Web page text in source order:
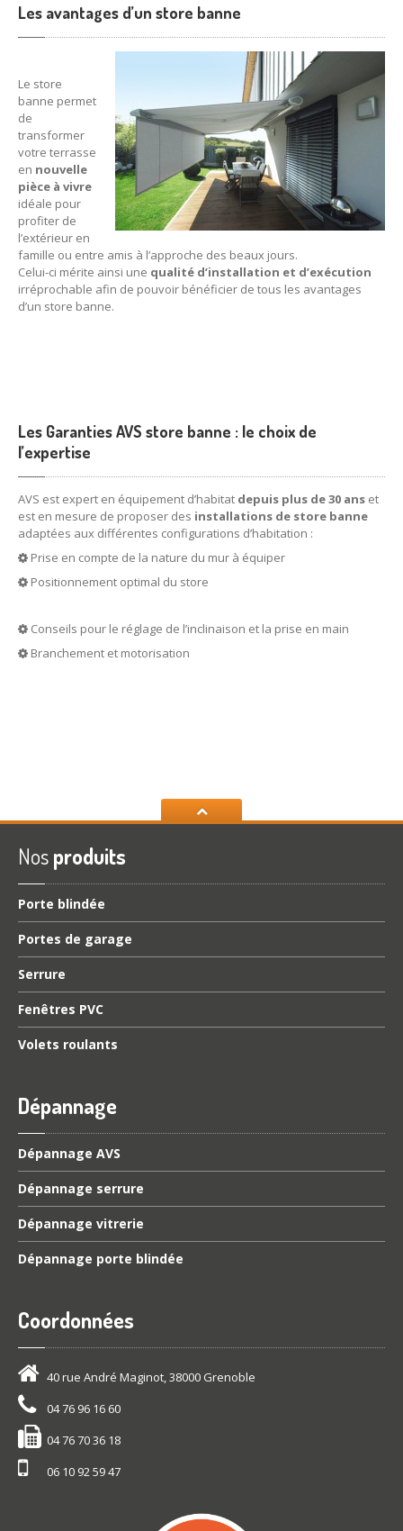
DÉPANNAGE
Serrurerie
Porteblindée
ACTUALITÉS
CONTACT
Les avantages d’un store banne
Le store
banne permet
de
transformer
votre terrasse
en nouvelle
pièce à vivre
idéale pour
profiter de
l’extérieur en
famille ou entre amis à l’approche des beaux jours.
Celui-ci mérite ainsi une qualité d’installation et d’exécution
irréprochable afin de pouvoir bénéficier de tous les avantages
d’un store banne.
Les Garanties AVS store banne : le choix de
l’expertise
AVS est expert en équipement d’habitat depuis plus de 30 ans et
est en mesure de proposer des installations de store banne
adaptées aux différentes configurations d’habitation :
Prise en compte de la nature du mur à équiper
Positionnement optimal du store
Conseils pour le réglage de l’inclinaison et la prise en main
Branchement et motorisation
Nosproduits
Porte blindée
Portes de garage
Serrure
Fenêtres PVC
Volets roulants
Dépannage
Dépannage AVS
Dépannage serrure
Dépannage vitrerie
Dépannage porte blindée
Coordonnées
40 rue André Maginot, 38000 Grenoble
04 76 96 16 60
04 76 70 36 18
06 10 92 59 47